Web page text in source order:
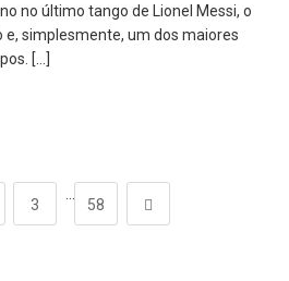
no último tango de Lionel Messi, o
simplesmente, um dos maiores
[…]
3 58